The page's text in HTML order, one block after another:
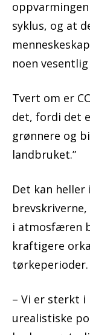
syklus, og at
noen
Tvert om er
det, fordi det
grønnere og
landbruket.”
Det kan heller
i atmosfæren
kraftigere
tørkeperioder.
– Vi er sterkt i
urealistiske